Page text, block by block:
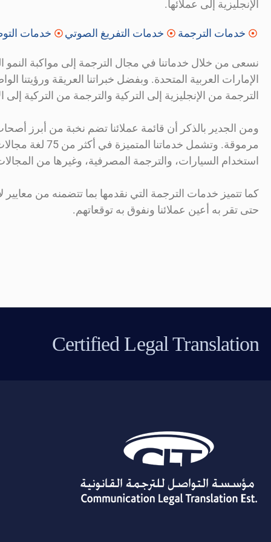
الإنجليزية إلى عملائها.
خدمات الترجمة خدمات التفريغ الصوتي خدمات
نسعى من خلال خدماتنا في مجال الترجمة إلى مواكبة النمو
الإمارات العربية المتحدة. وبفضل خبراتنا العريقة ورؤيتنا
الترجمة من الإنجليزية إلى التركية والترجمة من التركية إلى
ومن الجدير بالذكر أن قائمة عملائنا تضم نخبة من أبرز
مرموقة.
استخدام السيارات، والترجمة المصرفية، وغيرها من
كما تتميز خدمات الترجمة التي نقدمها بما تتضمنه من
حتى تقر به أعين عملائنا ونفوق به توقعاتهم.
Certified Legal Translation